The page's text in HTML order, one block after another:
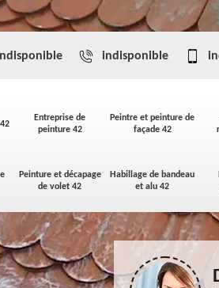
Entreprise de
peinture 42
Peintre et peinture de
façade 42
Peinture et décapage
de volet 42
Habillage de bandeau
et alu 42
indisponible